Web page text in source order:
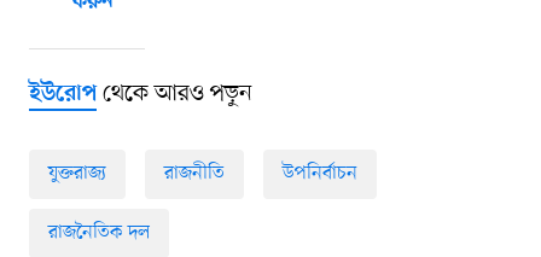
ইউরোপথেকে আরও পড়ুন
যুক্তরাজ্য রাজনীতি উপনির্বাচন
রাজনৈতিক দল